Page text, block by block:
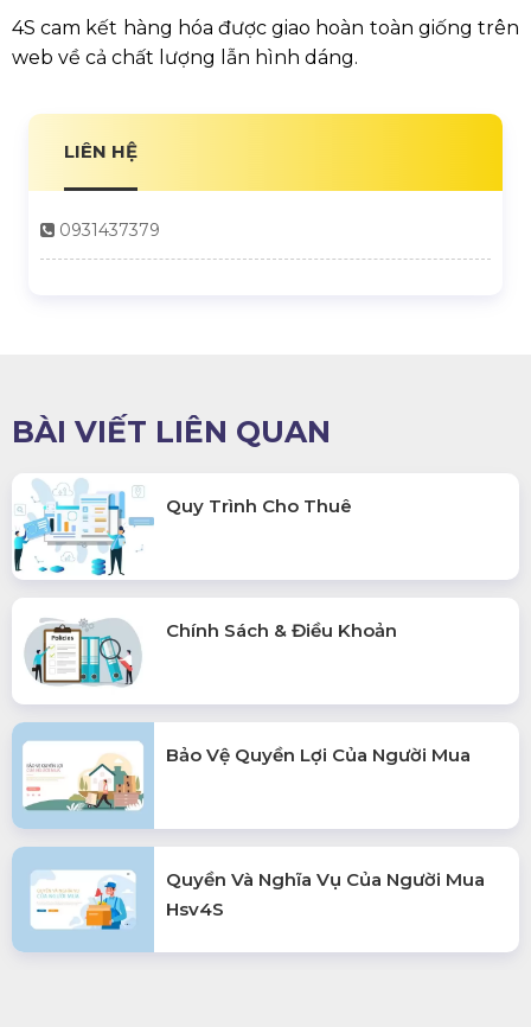
4S cam kết hàng hóa được giao hoàn toàn giống trên
web về cả chất lượng lẫn hình dáng.
LIÊN HỆ
0931437379
BÀI VIẾT LIÊN QUAN
Quy Trình Cho Thuê
Chính Sách & Điều Khoản
Bảo Vệ Quyền Lợi Của Người Mua
Quyền Và Nghĩa Vụ Của Người Mua
Hsv4S